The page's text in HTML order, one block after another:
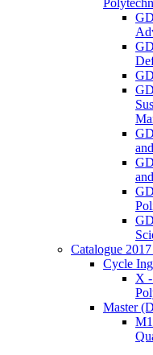
Catalogue
Cycle
X
Master